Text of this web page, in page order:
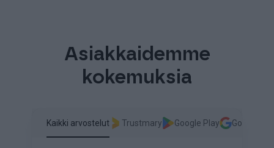
Asiakkaidemme
kokemuksia
Kaikki arvostelut Trustmary Google Play Google